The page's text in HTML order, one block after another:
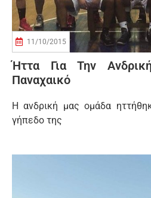
11/10/2015
Ήττα Για Την
Παναχαικό
Η ανδρική μας ομάδα
γήπεδο της